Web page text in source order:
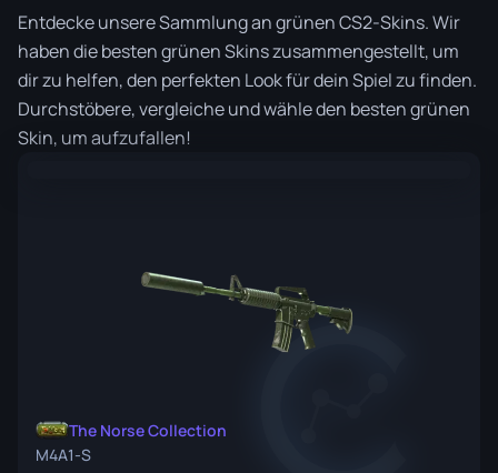
Entdecke unsere Sammlung an grünen CS2-Skins. Wir
haben die besten grünen Skins zusammengestellt, um
dir zu helfen, den perfekten Look für dein Spiel zu finden.
Durchstöbere, vergleiche und wähle den besten grünen
Skin, um aufzufallen!
The Norse Collection
M4A1-S